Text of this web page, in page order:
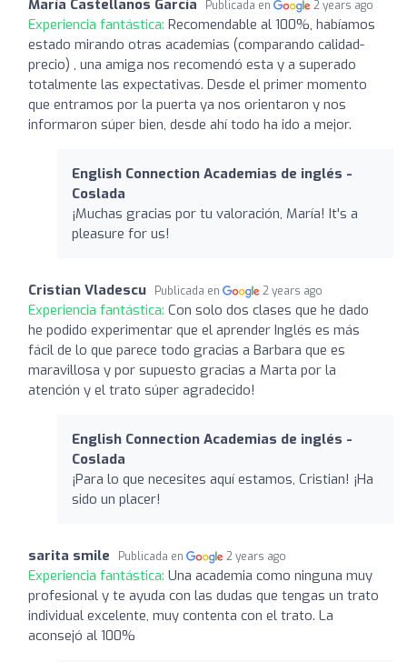
María Castellanos García Publicada en 2 years ago
Experiencia fantástica: Recomendable al 100%, habíamos
estado mirando otras academias (comparando calidad-
precio) , una amiga nos recomendó esta y a superado
totalmente las expectativas. Desde el primer momento
que entramos por la puerta ya nos orientaron y nos
informaron súper bien, desde ahí todo ha ido a mejor.
English Connection Academias de inglés -
Coslada
¡Muchas gracias por tu valoración, María! It's a
pleasure for us!
Cristian Vladescu Publicada en 2 years ago
Experiencia fantástica: Con solo dos clases que he dado
he podido experimentar que el aprender Inglés es más
fácil de lo que parece todo gracias a Barbara que es
maravillosa y por supuesto gracias a Marta por la
atención y el trato súper agradecido!
English Connection Academias de inglés -
Coslada
¡Para lo que necesites aquí estamos, Cristian! ¡Ha
sido un placer!
sarita smile Publicada en 2 years ago
Experiencia fantástica: Una academia como ninguna muy
profesional y te ayuda con las dudas que tengas un trato
individual excelente, muy contenta con el trato. La
aconsejó al 100%